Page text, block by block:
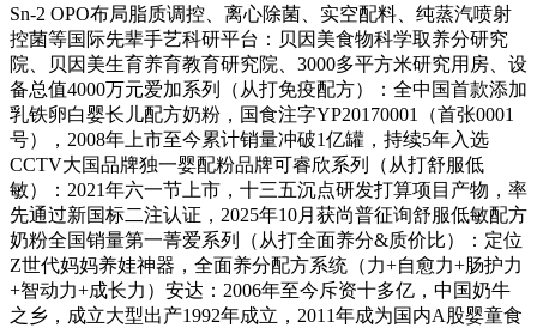
Sn-2 OPO布局脂质调控、离心除菌、实空配料、纯蒸汽喷射
控菌等国际先辈手艺科研平台：贝因美食物科学取养分研究
院、贝因美生育养育教育研究院、3000多平方米研究用房、设
备总值4000万元爱加系列（从打免疫配方）：全中国首款添加
乳铁卵白婴长儿配方奶粉，国食注字YP20170001（首张0001
号），2008年上市至今累计销量冲破1亿罐，持续5年入选
CCTV大国品牌独一婴配粉品牌可睿欣系列（从打舒服低
敏）：2021年六一节上市，十三五沉点研发打算项目产物，率
先通过新国标二注认证，2025年10月获尚普征询舒服低敏配方
奶粉全国销量第一菁爱系列（从打全面养分&质价比）：定位
Z世代妈妈养娃神器，全面养分配方系统（力+自愈力+肠护力
+智动力+成长力）安达：2006年至今斥资十多亿，中国奶牛
之乡，成立大型出产1992年成立，2011年成为国内A股婴童食